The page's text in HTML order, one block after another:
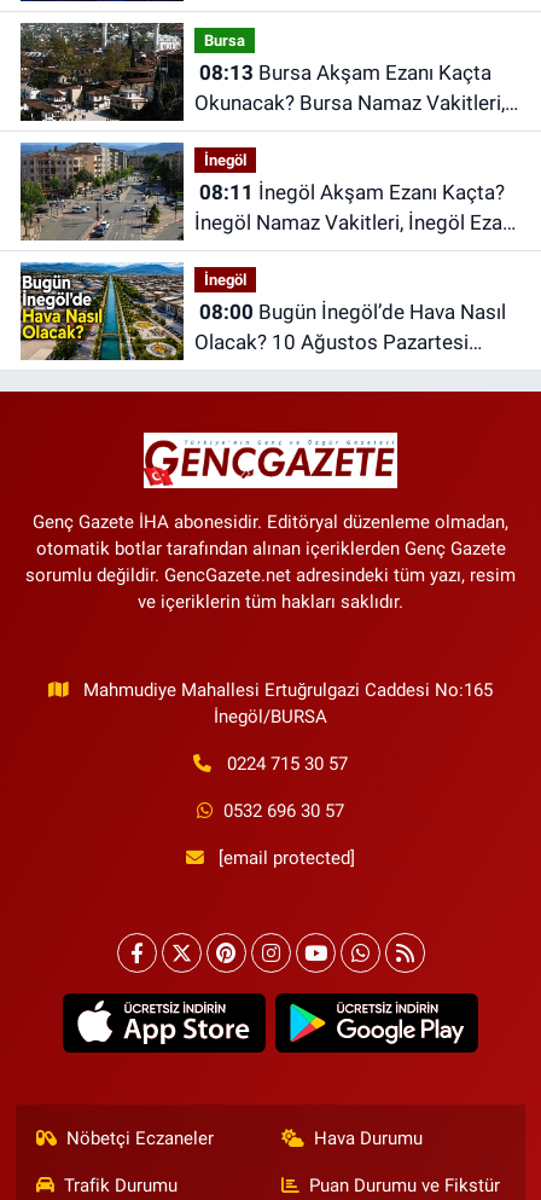
Astroloji Rehberi
Bursa
08:13
Okunacak? Bursa Namaz Vakitleri,
Bursa Ezan Saatleri | 10 Ağustos
2026 Pazartesi
İnegöl
08:11
İnegöl Namaz Vakitleri, İnegöl Ezan
Saatleri | 10 Ağustos 2026
Pazartesi
İnegöl
08:00
Olacak? 10 Ağustos Pazartesi
İnegöl Hava Durumu
Genç Gazete İHA abonesidir. Editöryal düzenleme olmadan,
otomatik botlar tarafından alınan içeriklerden Genç Gazete
sorumlu değildir. GencGazete.net adresindeki tüm yazı, resim
ve içeriklerin tüm hakları saklıdır.
Mahmudiye Mahallesi Ertuğrulgazi Caddesi No:165
İnegöl/BURSA
0224 715 30 57
0532 696 30 57
[email protected]
Nöbetçi Eczaneler Hava Durumu
Trafik Durumu Puan Durumu ve Fikstür